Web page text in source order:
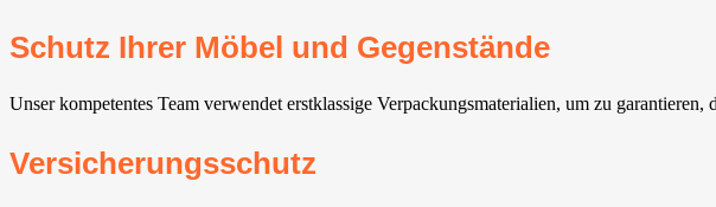
Schutz Ihrer Möbel und Gegenstände
Unser kompetentes Team verwendet erstklassige Verpackungsmaterialien, um zu
Versicherungsschutz